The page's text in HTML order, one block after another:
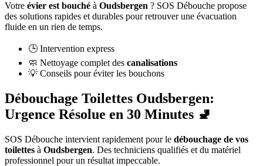
Votre évier est bouché à Oudsbergen ? SOS Débouche propose
des solutions rapides et durables pour retrouver une évacuation
fluide en un rien de temps.
🕒 Intervention express
🧼 Nettoyage complet des canalisations
💡 Conseils pour éviter les bouchons
Débouchage Toilettes Oudsbergen:
Urgence Résolue en 30 Minutes 🚽
SOS Débouche intervient rapidement pour le débouchage de vos
toilettes à Oudsbergen. Des techniciens qualifiés et du matériel
professionnel pour un résultat impeccable.